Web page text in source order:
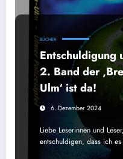
BÜCHER
Entschuldigung
2. Band der
Ulm‘ ist da!
6. Dezember 2024
Liebe Leserinnen und
entschuldigen, dass ich